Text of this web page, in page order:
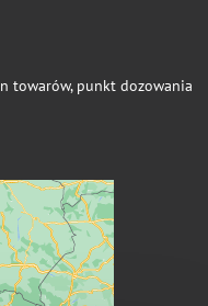
towarów, punkt dozowania